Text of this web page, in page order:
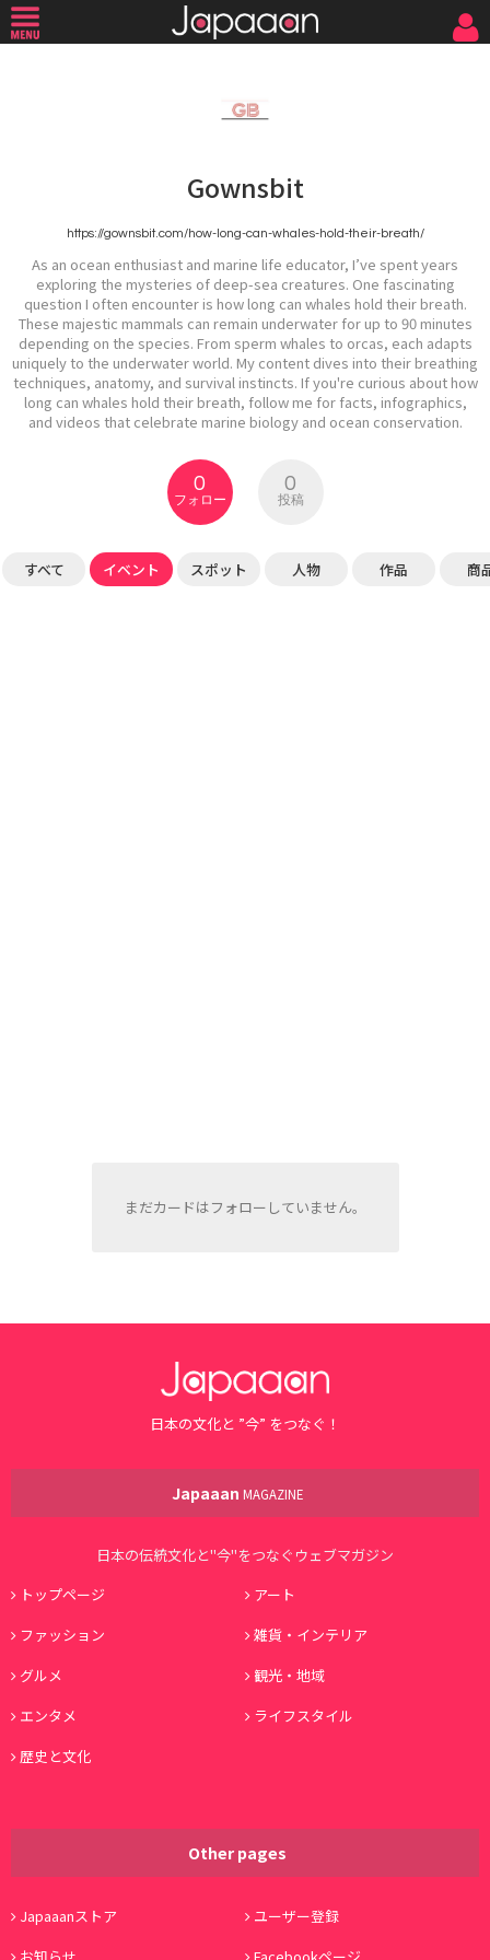
Gownsbit
https://gownsbit.com/how-long-can-whales-hold-their-breath/
As an ocean enthusiast and marine life educator, I’ve spent years
exploring the mysteries of deep-sea creatures. One fascinating
question I often encounter is how long can whales hold their breath.
These majestic mammals can remain underwater for up to 90 minutes
depending on the species. From sperm whales to orcas, each adapts
uniquely to the underwater world. My content dives into their breathing
techniques, anatomy, and survival instincts. If you're curious about how
long can whales hold their breath, follow me for facts, infographics,
and videos that celebrate marine biology and ocean conservation.
0
フォロー
0
投稿
すべて イベント スポット 人物 作品 商
まだカードはフォローしていません。
日本の文化と ”今” をつなぐ！
Japaaan MAGAZINE
日本の伝統文化と"今"をつなぐウェブマガジン
トップページ
アート
ファッション
雑貨・インテリア
グルメ
観光・地域
エンタメ
ライフスタイル
歴史と文化
Other pages
Japaaanストア
ユーザー登録